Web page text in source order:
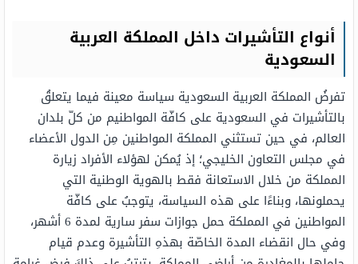
أنواع التأشيرات داخل المملكة العربية
السعودية
تفرضُ المملكة العربية السعودية سياسة معينة فيما يتعلقُ
بالتأشيرات في السعودية على كافّة المواطنيم من كلّ بلدان
العالم، في حين تستثني المملكة المواطنين مِن الدول الأعضاء
في مجلس التعاون الخليجي؛ إذ يُمكن لهؤلاء الأفراد زيارة
المملكة من خلال الاستعانة فقط بالهوية الوطنية التي
يحملونها، وبناءًا على هذه السياسة، يتوجبُ على كافّة
المواطنين في المملكة حمل جوازات سفر سارية لمدة 6 أشهر،
وفي حال انقضاء المدة الخاصّة بهذهِ التأشيرة وعدم قيام